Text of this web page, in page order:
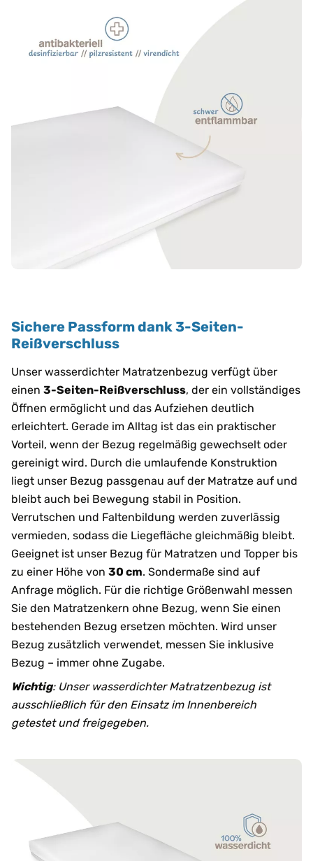
Sichere Passform dank 3-Seiten-
Reißverschluss
Unser wasserdichter Matratzenbezug verfügt über
einen 3-Seiten-Reißverschluss, der ein vollständiges
Öffnen ermöglicht und das Aufziehen deutlich
erleichtert. Gerade im Alltag ist das ein praktischer
Vorteil, wenn der Bezug regelmäßig gewechselt oder
gereinigt wird. Durch die umlaufende Konstruktion
liegt unser Bezug passgenau auf der Matratze auf und
bleibt auch bei Bewegung stabil in Position.
Verrutschen und Faltenbildung werden zuverlässig
vermieden, sodass die Liegefläche gleichmäßig bleibt.
Geeignet ist unser Bezug für Matratzen und Topper bis
zu einer Höhe von 30 cm. Sondermaße sind auf
Anfrage möglich. Für die richtige Größenwahl messen
Sie den Matratzenkern ohne Bezug, wenn Sie einen
bestehenden Bezug ersetzen möchten. Wird unser
Bezug zusätzlich verwendet, messen Sie inklusive
Bezug – immer ohne Zugabe.
Wichtig: Unser wasserdichter Matratzenbezug ist
ausschließlich für den Einsatz im Innenbereich
getestet und freigegeben.